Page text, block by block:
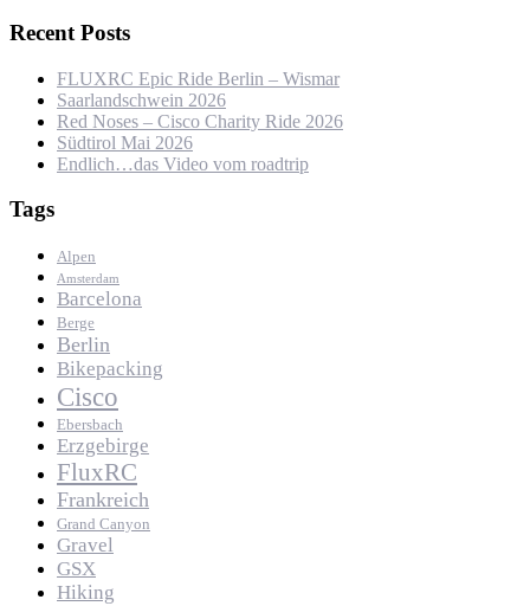
Recent Posts
FLUXRC Epic Ride Berlin – Wismar
Saarlandschwein 2026
Red Noses – Cisco Charity Ride 2026
Südtirol Mai 2026
Endlich…das Video vom roadtrip
Tags
Alpen
Amsterdam
Barcelona
Berge
Berlin
Bikepacking
Cisco
Ebersbach
Erzgebirge
FluxRC
Frankreich
Grand Canyon
Gravel
GSX
Hiking